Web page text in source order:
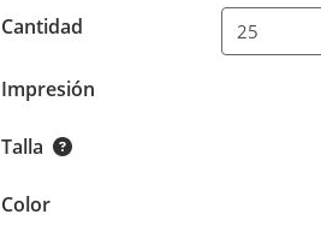
Cantidad
Impresión
Talla
Color